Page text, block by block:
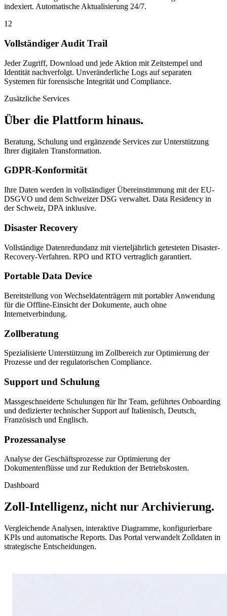
indexiert. Automatische Aktualisierung 24/7.
12
Vollständiger Audit Trail
Jeder Zugriff, Download und jede Aktion mit Zeitstempel und
Identität nachverfolgt. Unveränderliche Logs auf separaten
Systemen für forensische Integrität und Compliance.
Zusätzliche Services
Über die Plattform hinaus.
Beratung, Schulung und ergänzende Services zur Unterstützung
Ihrer digitalen Transformation.
GDPR-Konformität
Ihre Daten werden in vollständiger Übereinstimmung mit der EU-
DSGVO und dem Schweizer DSG verwaltet. Data Residency in
der Schweiz, DPA inklusive.
Disaster Recovery
Vollständige Datenredundanz mit vierteljährlich getesteten Disaster-
Recovery-Verfahren. RPO und RTO vertraglich garantiert.
Portable Data Device
Bereitstellung von Wechseldatenträgern mit portabler Anwendung
für die Offline-Einsicht der Dokumente, auch ohne
Internetverbindung.
Zollberatung
Spezialisierte Unterstützung im Zollbereich zur Optimierung der
Prozesse und der regulatorischen Compliance.
Support und Schulung
Massgeschneiderte Schulungen für Ihr Team, geführtes Onboarding
und dedizierter technischer Support auf Italienisch, Deutsch,
Französisch und Englisch.
Prozessanalyse
Analyse der Geschäftsprozesse zur Optimierung der
Dokumentenflüsse und zur Reduktion der Betriebskosten.
Dashboard
Zoll-Intelligenz, nicht nur Archivierung.
Vergleichende Analysen, interaktive Diagramme, konfigurierbare
KPIs und automatische Reports. Das Portal verwandelt Zolldaten in
strategische Entscheidungen.